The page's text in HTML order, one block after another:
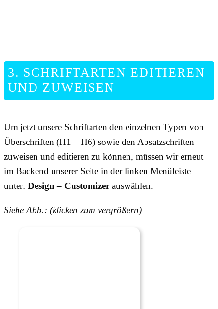
3. SCHRIFTARTEN EDITIEREN
UND ZUWEISEN
Um jetzt unsere Schriftarten den einzelnen Typen von
Überschriften (H1 – H6) sowie den Absatzschriften
zuweisen und editieren zu können, müssen wir erneut
im Backend unserer Seite in der linken Menüleiste
unter: Design – Customizer auswählen.
Siehe Abb.: (klicken zum vergrößern)